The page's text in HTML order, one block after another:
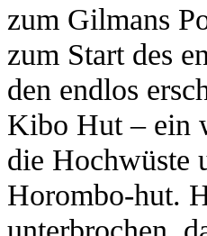
zum Gilmans
zum Start des
den endlos
Kibo Hut – ein
die Hochwüste
Horombo-hut.